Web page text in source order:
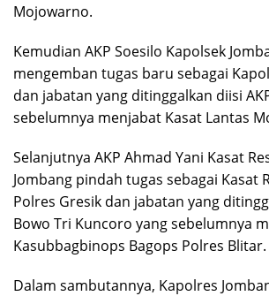
Mojowarno.
Kemudian AKP Soesilo Kapolsek
mengemban tugas baru sebagai
dan jabatan yang ditinggalkan diisi
sebelumnya menjabat Kasat Lantas
Selanjutnya AKP Ahmad Yani Kasat
Jombang pindah tugas sebagai Kasat
Polres Gresik dan jabatan yang
Bowo Tri Kuncoro yang sebelumnya
Kasubbagbinops Bagops Polres Blitar.
Dalam sambutannya, Kapolres